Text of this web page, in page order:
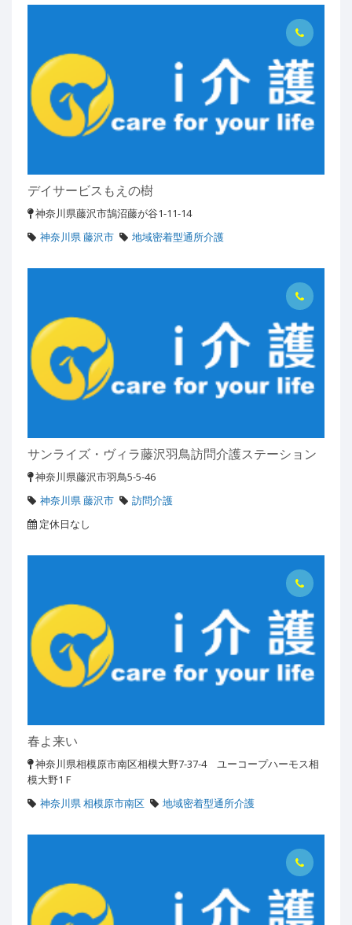
デイサービスもえの樹
神奈川県藤沢市鵠沼藤が谷1-11-14
神奈川県 藤沢市
地域密着型通所介護
サンライズ・ヴィラ藤沢羽鳥訪問介護ステーション
神奈川県藤沢市羽鳥5-5-46
神奈川県 藤沢市
訪問介護
定休日なし
春よ来い
神奈川県相模原市南区相模大野7-37-4 ユーコープハーモス相
模大野1Ｆ
神奈川県 相模原市南区
地域密着型通所介護